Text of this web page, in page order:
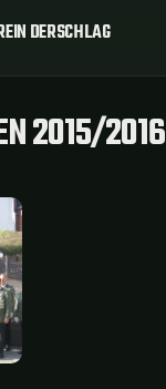
DERSCHLAG
2015/2016